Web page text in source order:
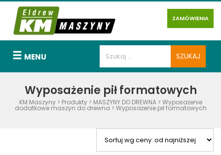
ZAMÓWIENIA
MENU
Wyposażenie pił formatowych
KM Maszyny> Produkty> MASZYNY DO DREWNA> Wyposażenie
dodatkowe maszyn do drewna > Wyposażenie pił formatowych